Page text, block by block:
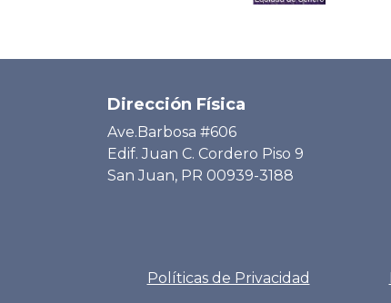
Dirección Física
Ave.Barbosa #606
Edif. Juan C. Cordero Piso 9
San Juan, PR 00939-3188
Políticas de Privacidad